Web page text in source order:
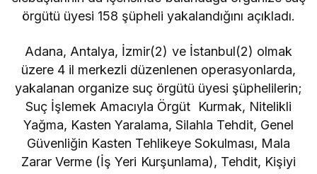
örgütü üyesi 158 şüpheli yakalandığını açıkladı.
Adana, Antalya, İzmir(2) ve İstanbul(2) olmak
üzere 4 il merkezli düzenlenen operasyonlarda,
yakalanan organize suç örgütü üyesi şüphelilerin;
Suç İşlemek Amacıyla Örgüt Kurmak, Nitelikli
Yağma, Kasten Yaralama, Silahla Tehdit, Genel
Güvenliğin Kasten Tehlikeye Sokulması, Mala
Zarar Verme (İş Yeri Kurşunlama), Tehdit, Kişiyi